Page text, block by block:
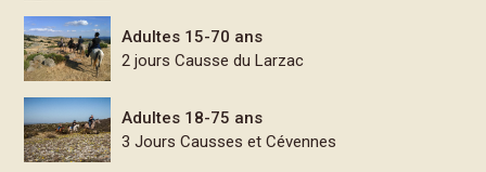
Adultes 15-70 ans
2 jours Causse du Larzac
Adultes 18-75 ans
3 Jours Causses et Cévennes